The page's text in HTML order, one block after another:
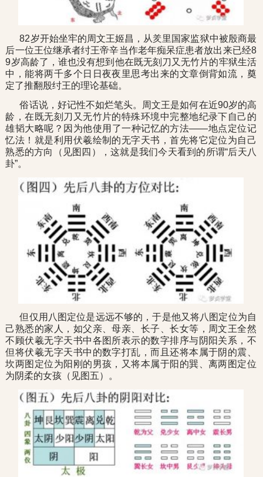
82岁开始坐牢的周文王姬昌，从羑里国家监狱中被殷商最
后一位王位继承者纣王帝辛当作老年痴呆症患者放出来已经8
9岁高龄了，谁也没有想到他在既无刻刀又无竹片的牢狱生活
中，能将两千多个日日夜夜里思考出来的文章倒背如流，奠
定了推翻殷纣王的理论基础。
俗话说，好记性不如烂笔头。周文王是如何在近90岁的高
龄，在既无刻刀又无竹片的特殊环境中完整地纪录下自己的
雄韬大略呢？因为他使用了一种记忆的方法——地点定位记
忆法！就是利用伏羲绘制的无字天书，首先将它定位为自己
熟悉的方向（见图四），这就是我们今天看到的所谓“后天八
卦”。
但仅用八图定位是远远不够的，于是他又将八图定位为自
己熟悉的家人，如父亲、母亲、长子、长女等，周文王全然
不顾伏羲无字天书中各图所表示的数字排序与阴阳关系，不
但将伏羲无字天书中的数字打乱，而且还将本属于阴的震、
坎两图定位为阳刚的男孩，又将本属于阳的巽、离两图定位
为阴柔的女孩（见图五）。